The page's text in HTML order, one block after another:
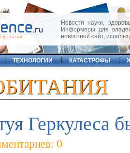
и статьи
Новости науки,
Информеры для
новостной сайт,
ТЕХНОЛОГИИ КАТАСТРОФЫ
0